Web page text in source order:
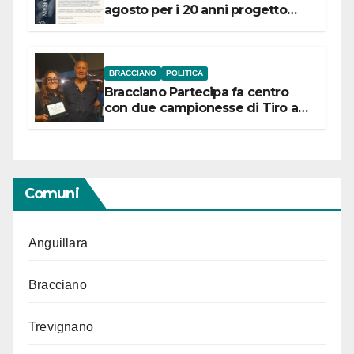
agosto per i 20 anni progetto
BRACCIANO POLITICA
Bracciano Partecipa fa centro
con due campionesse di Tiro a
Comuni
Anguillara
Bracciano
Trevignano